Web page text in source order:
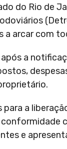
do Rio de
arcar com
a
a
e